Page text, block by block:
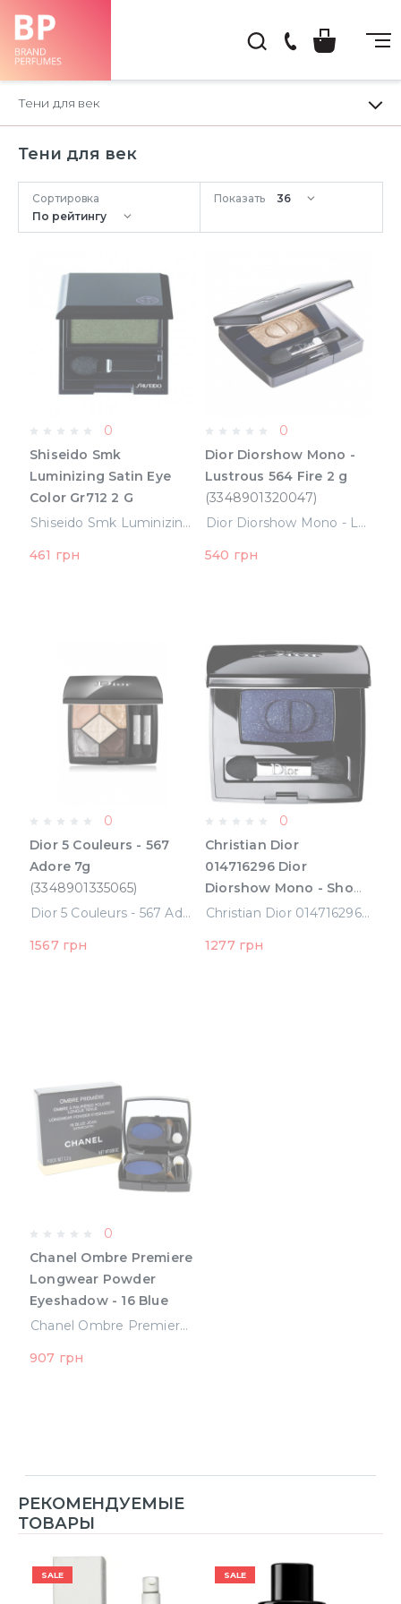
Тени для век
Тени для век
Сортировка Показать
0
Shiseido Smk
Luminizing Satin Eye
Color Gr712 2 G
(729238500891)
Shiseido Smk Luminizing Satin Eye Color Gr712 2 G (729238500891)
461 грн
0
Dior Diorshow Mono -
Lustrous 564 Fire 2 g
(3348901320047)
Dior Diorshow Mono - Lustrous 564 Fire 2 g (3348901320047)
540 грн
0
Dior 5 Couleurs - 567
Adore 7g
(3348901335065)
Dior 5 Couleurs - 567 Adore 7g (3348901335065)
1567 грн
0
Christian Dior
014716296 Dior
Diorshow Mono - Show
2 G
Christian Dior 014716296 Dior Diorshow Mono - Show 2 G
1277 грн
0
Chanel Ombre Premiere
Longwear Powder
Eyeshadow - 16 Blue
Jean 2.2 g
Chanel Ombre Premiere Longwear Powder Eyeshadow - 16 Blue Jean 2.2 g (3145891760163)
907 грн
РЕКОМЕНДУЕМЫЕ
ТОВАРЫ
SALE SALE